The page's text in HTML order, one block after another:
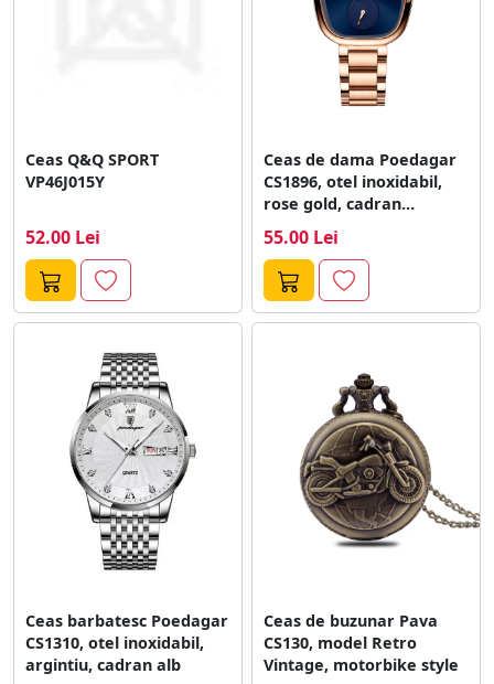
Ceas Q&Q SPORT
VP46J015Y
52.00 Lei
Ceas de dama Poedagar
CS1896, otel inoxidabil,
rose gold, cadran
55.00 Lei
Ceas barbatesc Poedagar
CS1310, otel inoxidabil,
argintiu, cadran alb
Ceas de buzunar Pava
CS130, model Retro
Vintage, motorbike style